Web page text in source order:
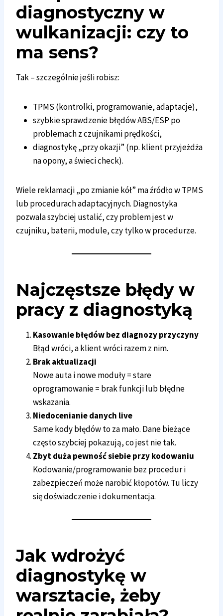
diagnostycznyw
wulkanizacji: czy to
ma sens?
Tak – szczególnie jeśli robisz:
TPMS (kontrolki, programowanie, adaptacje),
szybkie sprawdzenie błędów ABS/ESP po
problemach z czujnikami prędkości,
diagnostykę „przy okazji” (np. klient przyjeżdża
na opony, a świeci check).
Wiele reklamacji „po zmianie kół” ma źródło w TPMS
lub procedurach adaptacyjnych. Diagnostyka
pozwala szybciej ustalić, czy problem jest w
czujniku, baterii, module, czy tylko w procedurze.
Najczęstsze błędy w
pracy z diagnostyką
Kasowanie błędów bez diagnozy przyczyny
Błąd wróci, a klient wróci razem z nim.
Brak aktualizacji
Nowe auta i nowe moduły = stare
oprogramowanie = brak funkcji lub błędne
wskazania.
Niedocenianie danych live
Same kody błędów to za mało. Dane bieżące
często szybciej pokazują, co jest nie tak.
Zbyt duża pewność siebie przy kodowaniu
Kodowanie/programowanie bez procedur i
zabezpieczeń może narobić kłopotów. Tu liczy
się doświadczenie i dokumentacja.
Jak wdrożyć
diagnostykę w
warsztacie, żeby